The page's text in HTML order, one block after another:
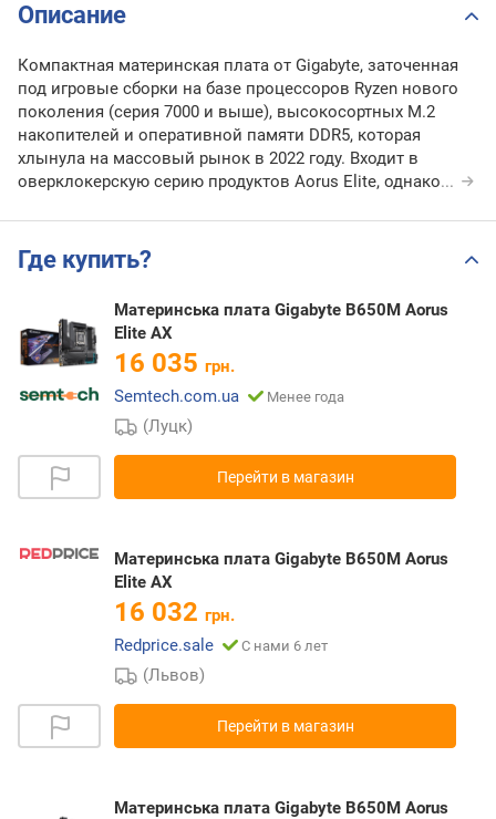
Описание
Компактная материнская плата от Gigabyte, заточенная
под игровые сборки на базе процессоров Ryzen нового
поколения (серия 7000 и выше), высокосортных M.2
накопителей и оперативной памяти DDR5, которая
хлынула на массовый рынок в 2022 году. Входит в
оверклокерскую серию продуктов Aorus Elite, однако...
Где купить?
Материнська плата Gigabyte B650M Aorus
Elite AX
16 035 грн.
Semtech.com.ua
Менее года
(Луцк)
Перейти в магазин
Материнська плата Gigabyte B650M Aorus
Elite AX
16 032 грн.
Redprice.sale
С нами 6 лет
(Львов)
Перейти в магазин
Материнська плата Gigabyte B650M Aorus